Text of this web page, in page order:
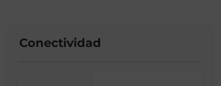
Conectividad